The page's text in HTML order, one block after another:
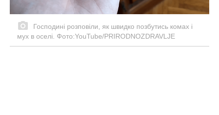
Господині розповіли, як швидко позбутись комах і
мух в оселі. Фото:YouTube/PRIRODNOZDRAVLJE